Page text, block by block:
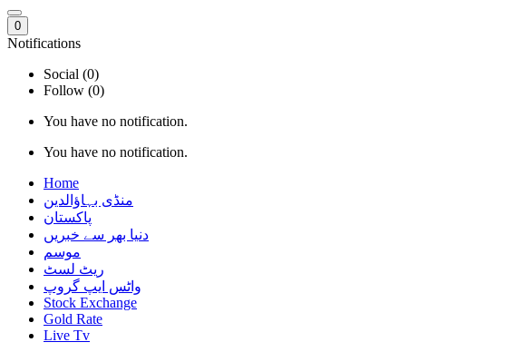
0
Notifications
Social (0)
Follow (0)
You have no notification.
You have no notification.
Home
منڈی بہاؤالدین
پاکستان
دنیا بھر سے خبریں
موسم
ریٹ لسٹ
واٹس ایپ گروپ
Stock Exchange
Gold Rate
Live Tv